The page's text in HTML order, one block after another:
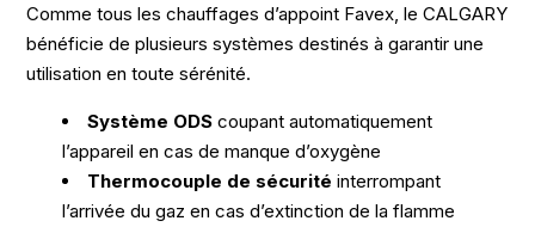
Comme tous les chauffages d’appoint Favex, le CALGARY
bénéficie de plusieurs systèmes destinés à garantir une
utilisation en toute sérénité.
Système ODS coupant automatiquement
l’appareil en cas de manque d’oxygène
Thermocouple de sécurité interrompant
l’arrivée du gaz en cas d’extinction de la flamme